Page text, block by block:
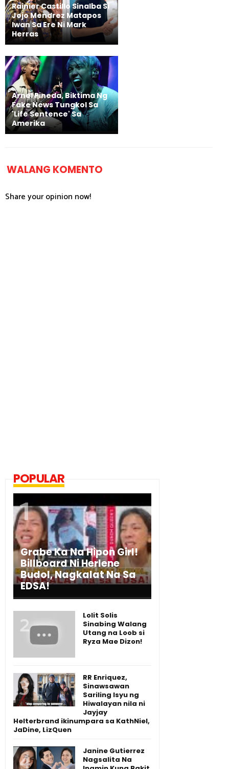
Rainier Castillo Sinalba Si
Jojo Mendrez Matapos
Iwan Sa Ere Ni Mark
Herras
Arnel Pineda, Biktima Ng
Fake News Tungkol Sa
'Life Sentence' Sa
Amerika
WALANG KOMENTO
Share your opinion now!
POPULAR
Grabe Ka Na Hipon Girl!
Billboard Ni Herlene
Budol, Nagkalat Na Sa
EDSA!
Lolit Solis
Sinabing Walang
Utang na Loob si
Ryza Mae Dizon!
RR Enriquez,
Sinawsawan
Sariling Isyu ng
Hiwalayan nila ni
Jayjay
Helterbrand ikinumpara sa KathNiel,
JaDine, LizQuen
Janine Gutierrez
Nagsalita Na